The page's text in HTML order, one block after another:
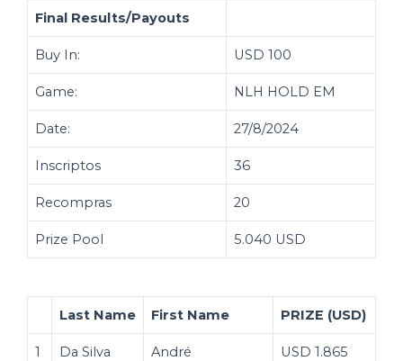
Final Results/Payouts
Buy In: USD 100
Game: NLH HOLD EM
Date: 27/8/2024
Inscriptos 36
Recompras 20
Prize Pool 5.040 USD
Last Name First Name PRIZE (USD)
1 Da Silva André USD 1.865